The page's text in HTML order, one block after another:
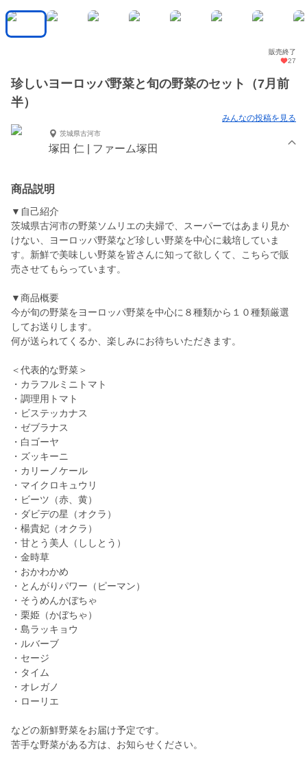
販売終了
27
珍しいヨーロッパ野菜と旬の野菜のセット（7月前
半）
みんなの投稿を見る
茨城県古河市
塚田 仁 | ファーム塚田
商品説明
▼自己紹介
茨城県古河市の野菜ソムリエの夫婦で、スーパーではあまり見か
けない、ヨーロッパ野菜など珍しい野菜を中心に栽培していま
す。新鮮で美味しい野菜を皆さんに知って欲しくて、こちらで販
売させてもらっています。
▼商品概要
今が旬の野菜をヨーロッパ野菜を中心に８種類から１０種類厳選
してお送りします。
何が送られてくるか、楽しみにお待ちいただきます。
＜代表的な野菜＞
・カラフルミニトマト
・調理用トマト
・ビステッカナス
・ゼブラナス
・白ゴーヤ
・ズッキーニ
・カリーノケール
・マイクロキュウリ
・ビーツ（赤、黄）
・ダビデの星（オクラ）
・楊貴妃（オクラ）
・甘とう美人（ししとう）
・金時草
・おかわかめ
・とんがりパワー（ピーマン）
・そうめんかぼちゃ
・栗姫（かぼちゃ）
・島ラッキョウ
・ルバーブ
・セージ
・タイム
・オレガノ
・ローリエ
などの新鮮野菜をお届け予定です。
苦手な野菜がある方は、お知らせください。